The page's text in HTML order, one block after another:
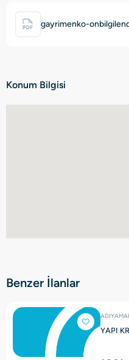
gayrimenko-
Konum Bilgisi
Benzer İlanlar
YAPI